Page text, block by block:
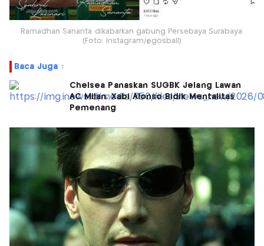
Ramadhan Sananta dikabarkan gabung Persebaya Surabaya.
(Foto: Instagram/@gosball)
Baca Juga :
Chelsea Panaskan SUGBK Jelang Lawan
AC Milan, Xabi Alonso Bidik Mentalitas
Pemenang